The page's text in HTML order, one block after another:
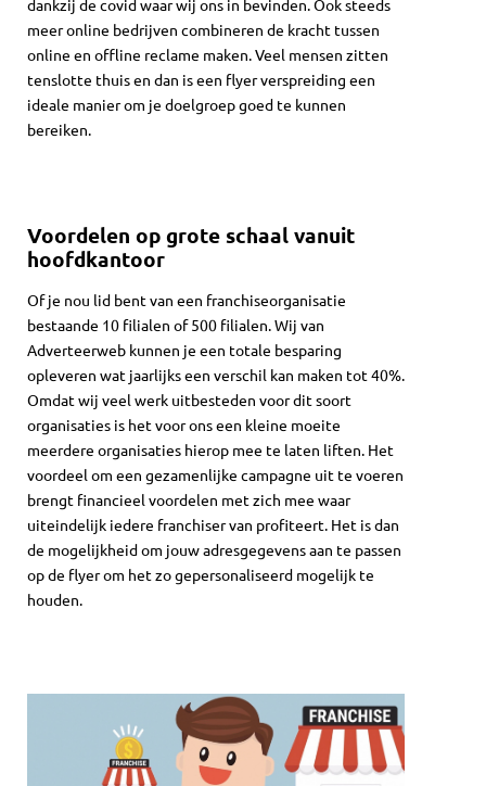
dankzij de covid waar wij ons in bevinden. Ook steeds
meer online bedrijven combineren de kracht tussen
online en offline reclame maken. Veel mensen zitten
tenslotte thuis en dan is een flyer verspreiding een
ideale manier om je doelgroep goed te kunnen
bereiken.
Voordelen op grote schaal vanuit
hoofdkantoor
Of je nou lid bent van een franchiseorganisatie
bestaande 10 filialen of 500 filialen. Wij van
Adverteerweb kunnen je een totale besparing
opleveren wat jaarlijks een verschil kan maken tot 40%.
Omdat wij veel werk uitbesteden voor dit soort
organisaties is het voor ons een kleine moeite
meerdere organisaties hierop mee te laten liften. Het
voordeel om een gezamenlijke campagne uit te voeren
brengt financieel voordelen met zich mee waar
uiteindelijk iedere franchiser van profiteert. Het is dan
de mogelijkheid om jouw adresgegevens aan te passen
op de flyer om het zo gepersonaliseerd mogelijk te
houden.